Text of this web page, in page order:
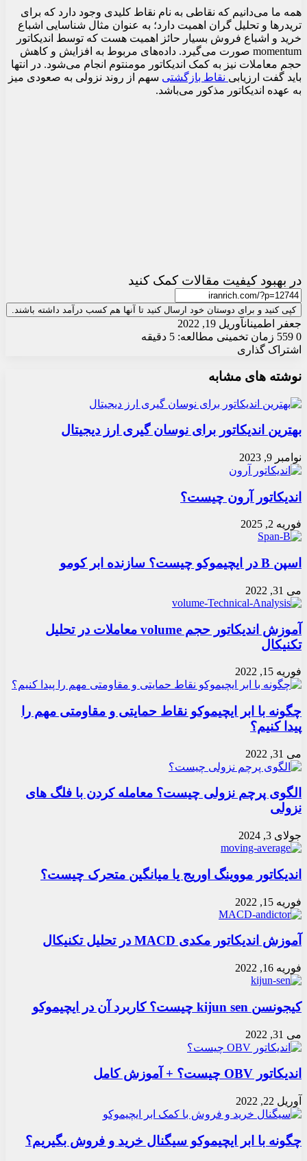
همه ما می‌دانیم که نقاطی به نام نقاط کلیدی وجود دارد که برای
تریدرها و تحلیل گران اهمیت دارد؛ به عنوان مثال شناسایی اشباع
خرید و اشباع فروش بسیار حائز اهمیت هست که توسط اندیکاتور
momentum صورت می‌گیرد. داده‌های مربوط به افزایش و کاهش
حجم معاملات نیز به کمک اندیکاتور مومنتوم انجام می‌شود. در انتها
باید گفت ارزیابی نقاط بازگشتی سهم از روند نزولی به صعودی میز
به عهده اندیکاتور مذکور می‌باشد.
در بهبود کیفیت مقالات کمک کنید
کپی کنید و برای دوستان خود ارسال کنید تا آنها هم کسب درآمد داشته باشند.
جعفر اطمینانآوریل 19, 2022
0
زمان تخمینی مطالعه: 5 دقیقه
اشتراک گذاری
بوک
آپ
ایمیل
نوشته های مشابه
بهترین اندیکاتور برای نوسان گیری ارز دیجیتال
نوامبر 9, 2023
اندیکاتور آرون چیست؟
فوریه 2, 2025
اسپن B در ایچیموکو چیست؟ سازنده ابر کومو
می 31, 2022
آموزش اندیکاتور حجم volume معاملات در تحلیل
تکنیکال
فوریه 15, 2022
چگونه با ابر ایچیموکو نقاط حمایتی و مقاومتی مهم را
پیدا کنیم؟
می 31, 2022
الگوی پرچم نزولی چیست؟ معامله کردن با فلگ های
نزولی
جولای 3, 2024
اندیکاتور مووینگ اوریج یا میانگین متحرک چیست؟
فوریه 15, 2022
آموزش اندیکاتور مکدی MACD در تحلیل تکنیکال
فوریه 16, 2022
کیجونسن kijun sen چیست؟ کاربرد آن در ایچیموکو
می 31, 2022
اندیکاتور OBV چیست؟ + آموزش کامل
آوریل 22, 2022
چگونه با ابر ایچیموکو سیگنال خرید و فروش بگیریم؟